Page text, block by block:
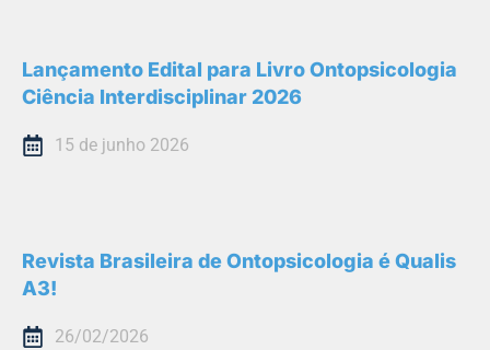
Lançamento Edital para Livro Ontopsicologia
Ciência Interdisciplinar 2026
15 de junho 2026
Revista Brasileira de Ontopsicologia é Qualis
A3!
26/02/2026